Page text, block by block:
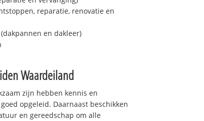
reparatie, renovatie en
en dakleer)
Waardeiland
zijn hebben kennis en
opgeleid. Daarnaast beschikken
en gereedschap om alle